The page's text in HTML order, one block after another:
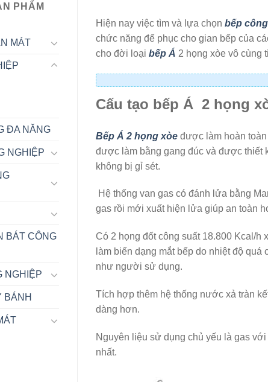
PHẨM
MÁT
ĐA NĂNG
NGHIỆP
BÁT CÔNG
NGHIỆP
BÁNH
Hiện nay việc tìm và lựa chọn bếp
chức năng để phục cho gian bếp của
cho đời loại bếp Á 2 họng xòe vô cùng
Cấu tạo bếp Á 2 họng
Bếp Á 2 họng xòeđược làm hoàn toàn
được làm bằng gang đúc và được thiết
không bị gỉ sét.
Hệ thống van gas có đánh lửa bằng
gas rồi mới xuất hiện lửa giúp an toàn
Có 2 họng đốt công suất 18.800 Kcal/h
làm biến dạng mắt bếp do nhiệt độ
như người sử dụng.
Tích hợp thêm hệ thống nước xả tràn
dàng hơn.
Nguyên liệu sử dụng chủ yếu là gas
nhất.